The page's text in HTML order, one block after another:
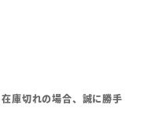
庫切れの場合、誠に勝手